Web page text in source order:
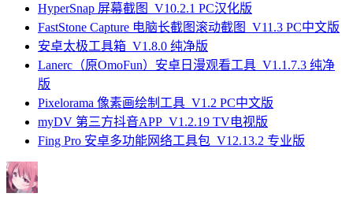
HyperSnap 屏幕截图_V10.2.1 PC汉化版
FastStone Capture 电脑长截图滚动截图_V11.3 PC中文版
安卓太极工具箱_V1.8.0 纯净版
Lanerc（原OmoFun）安卓日漫观看工具_V1.1.7.3 纯净
版
Pixelorama 像素画绘制工具_V1.2 PC中文版
myDV 第三方抖音APP_V1.2.19 TV电视版
Fing Pro 安卓多功能网络工具包_V12.13.2 专业版